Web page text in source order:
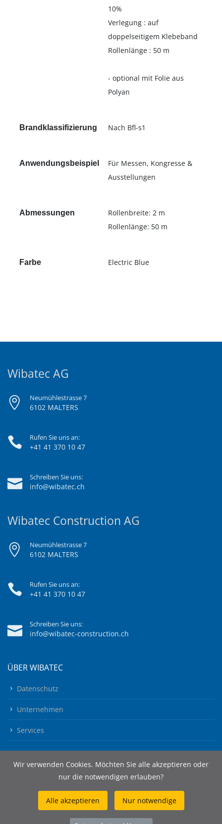
10%
Verlegung : auf
doppelseitigem Klebeband
Rollenlänge : 50 m
- optional mit Folie aus
Polyan
Brandklassifizierung Nach Bfl-s1
Anwendungsbeispiel
Für Messen, Kongresse &
Ausstellungen
Abmessungen
Rollenbreite: 2 m
Rollenlänge: 50 m
Farbe Electric Blue
Wibatec AG
Neumühlestrasse 7
6102 MALTERS
Rufen Sie uns an:
+41 41 370 10 47
Schreiben Sie uns:
info@wibatec.ch
Wibatec Construction AG
Neumühlestrasse 7
6102 MALTERS
Rufen Sie uns an:
+41 41 370 10 47
Schreiben Sie uns:
info@wibatec-construction.ch
ÜBER WIBATEC
Datenschutz
Unternehmen
Services
© 2026 Wibatec AG
Wir verwenden Cookies. Möchten Sie alle akzeptieren oder
nur die notwendigen erlauben?
Alle akzeptieren Nur notwendige